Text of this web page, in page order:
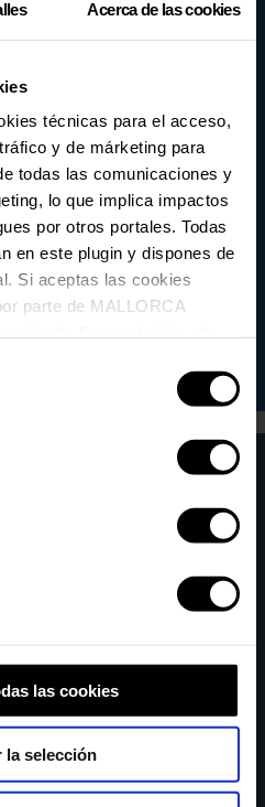
Acerca de las cookies
técnicas para el acceso,
y de márketing para
todas las comunicaciones y
lo que implica impactos
por otros portales. Todas
en este plugin y dispones de
Si aceptas las cookies
parte de MALLORCA
Artificial.
las cookies
la selección
directe en qualsevol format i durant
de sales mallorquí. Una extensió del